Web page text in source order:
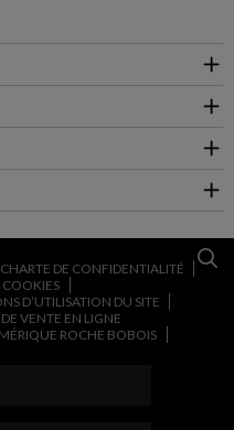
CHARTE DE CONFIDENTIALITÉ
COOKIES
D’UTILISATION DU SITE
VENTE EN LIGNE
ROCHE BOBOIS